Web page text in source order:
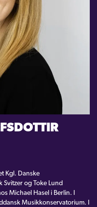
COMPETITION
Kgl. Danske
og Toke Lund
Michael Hasel i Berlin. I
Musikkonservatorium. I